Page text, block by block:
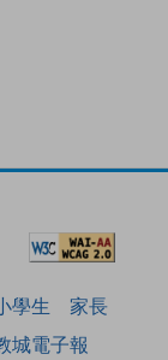
學生
家長
城電子報